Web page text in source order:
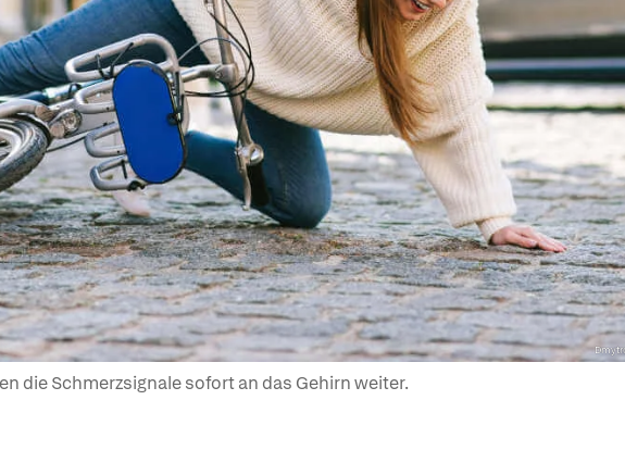
die Schmerzsignale sofort an das Gehirn weiter.